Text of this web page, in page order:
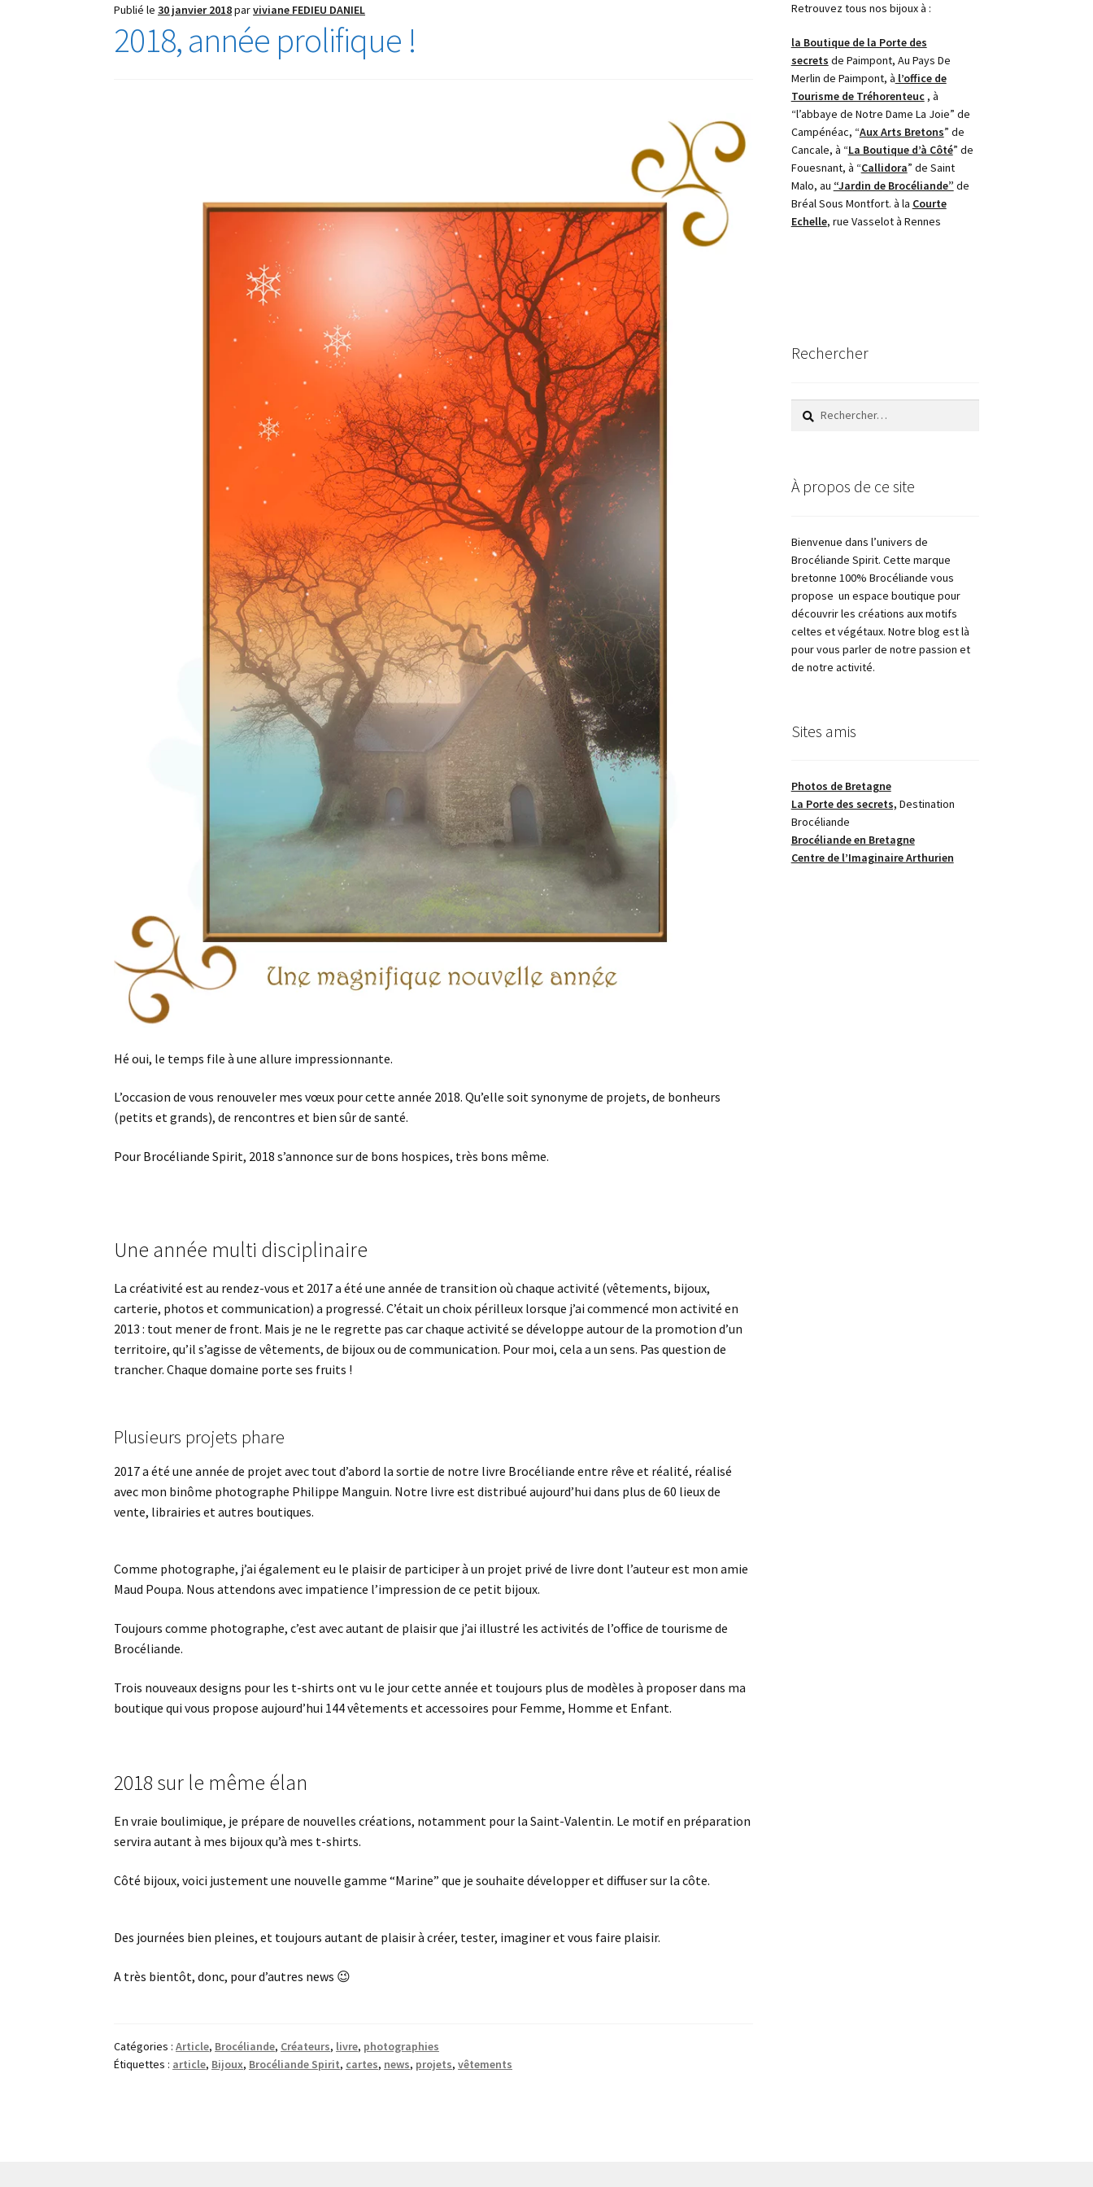
Publié le30 janvier 2018parviviane FEDIEU DANIEL
2018, année prolifique !
Hé oui, le temps file à une allure impressionnante.
L’occasion de vous renouveler mes vœux pour cette année 2018. Qu’elle soit synonyme de projets, de bonheurs
(petits et grands), de rencontres et bien sûr de santé.
Pour Brocéliande Spirit, 2018 s’annonce sur de bons hospices, très bons même.
Une année multi disciplinaire
La créativité est au rendez-vous et 2017 a été une année de transition où chaque activité (vêtements, bijoux,
carterie, photos et communication) a progressé. C’était un choix périlleux lorsque j’ai commencé mon activité en
2013 : tout mener de front. Mais je ne le regrette pas car chaque activité se développe autour de la promotion d’un
territoire, qu’il s’agisse de vêtements, de bijoux ou de communication. Pour moi, cela a un sens. Pas question de
trancher. Chaque domaine porte ses fruits !
Plusieurs projets phare
2017 a été une année de projet avec tout d’abord la sortie de notre livre Brocéliande entre rêve et réalité, réalisé
avec mon binôme photographe Philippe Manguin. Notre livre est distribué aujourd’hui dans plus de 60 lieux de
vente, librairies et autres boutiques.
Comme photographe, j’ai également eu le plaisir de participer à un projet privé de livre dont l’auteur est mon amie
Maud Poupa. Nous attendons avec impatience l’impression de ce petit bijoux.
Toujours comme photographe, c’est avec autant de plaisir que j’ai illustré les activités de l’office de tourisme de
Brocéliande.
Trois nouveaux designs pour les t-shirts ont vu le jour cette année et toujours plus de modèles à proposer dans ma
boutique qui vous propose aujourd’hui 144 vêtements et accessoires pour Femme, Homme et Enfant.
2018 sur le même élan
En vraie boulimique, je prépare de nouvelles créations, notamment pour la Saint-Valentin. Le motif en préparation
servira autant à mes bijoux qu’à mes t-shirts.
Côté bijoux, voici justement une nouvelle gamme “Marine” que je souhaite développer et diffuser sur la côte.
Des journées bien pleines, et toujours autant de plaisir à créer, tester, imaginer et vous faire plaisir.
A très bientôt, donc, pour d’autres news 😉
Catégories :Article, Brocéliande, Créateurs, livre, photographies
Étiquettes : article, Bijoux, Brocéliande Spirit, cartes, news, projets,vêtements
Retrouvez tous nos bijoux à :
la Boutique de la Porte des
secrets de Paimpont, Au Pays De
Merlin de Paimpont, à l’office de
Tourisme de Tréhorenteuc, à
“l’abbaye de Notre Dame La Joie” de
Campénéac, “Aux Arts Bretons” de
Cancale, à “La Boutique d’à Côté” de
Fouesnant, à “Callidora” de Saint
Malo, au “Jardin de Brocéliande” de
Bréal Sous Montfort. à la Courte
Echelle, rue Vasselot à Rennes
Rechercher
Rechercher :
À propos de ce site
Bienvenue dans l’univers de
Brocéliande Spirit. Cette marque
bretonne 100% Brocéliande vous
propose un espace boutique pour
découvrir les créations aux motifs
celtes et végétaux. Notre blog est là
pour vous parler de notre passion et
de notre activité.
Sites amis
Photos de Bretagne
La Porte des secrets, Destination
Brocéliande
Brocéliande en Bretagne
Centre de l’Imaginaire Arthurien